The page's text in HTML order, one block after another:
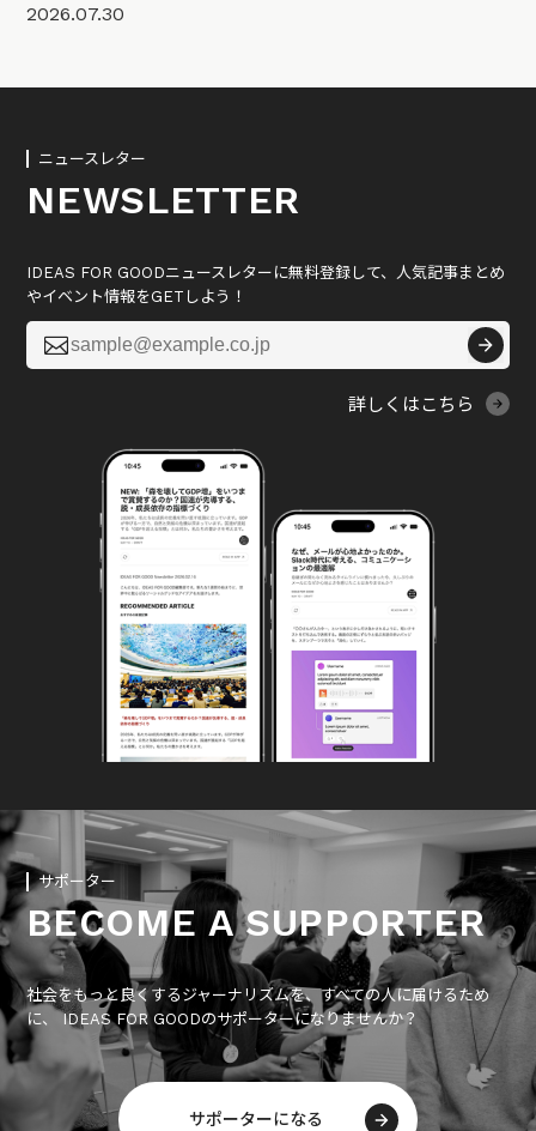
2026.07.30
ニュースレター
NEWSLETTER
IDEAS FOR GOODニュースレターに無料登録して、人気記事まとめ
やイベント情報をGETしよう！

詳しくはこちら
サポーター
BECOME A SUPPORTER
社会をもっと良くするジャーナリズムを、すべての人に届けるため
に、 IDEAS FOR GOODのサポーターになりませんか？
サポーターになる